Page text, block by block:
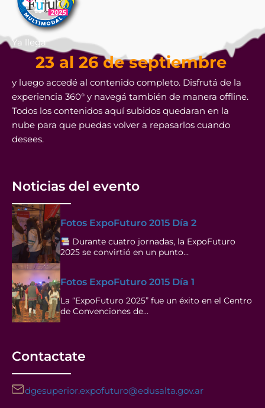
Ya llega
23 al 26 de septiembre
y luego accedé al contenido completo. Disfrutá de la
experiencia 360° y navegá también de manera offline.
Todos los contenidos aquí subidos quedaran en la
nube para que puedas volver a repasarlos cuando
desees.
Noticias del evento
Fotos ExpoFuturo 2015 Día 2
Durante cuatro jornadas, la ExpoFuturo
2025 se convirtió en un punto…
Fotos ExpoFuturo 2015 Día 1
La “ExpoFuturo 2025” fue un éxito en el Centro
de Convenciones de…
Contactate
dgesuperior.expofuturo@edusalta.gov.ar